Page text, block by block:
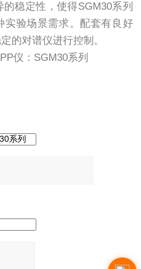
稳定性，使得SGM30系列
验场景需求。配套有良好
定的对谱仪进行控制。